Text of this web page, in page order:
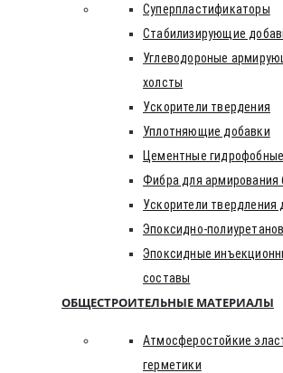
Суперпластификаторы
Стабилизирующие
Углеводороные
холсты
Ускорители твердения
Уплотняющие добавки
Цементные
Фибра для армирования
Ускорители твердления
Эпоксидно-
Эпоксидные
составы
ОБЩЕСТРОИТЕЛЬНЫЕ МАТЕРИАЛЫ
Атмосферостойкие
герметики